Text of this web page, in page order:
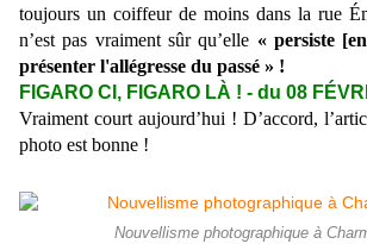
toujours un coiffeur de moins dans la rue
n’est pas vraiment sûr qu’elle « persiste
présenter l'allégresse du passé » !
FIGARO CI, FIGARO LÀ ! - du 08
Vraiment court aujourd’hui ! D’accord,
photo est bonne !
Nouvellisme photographique à